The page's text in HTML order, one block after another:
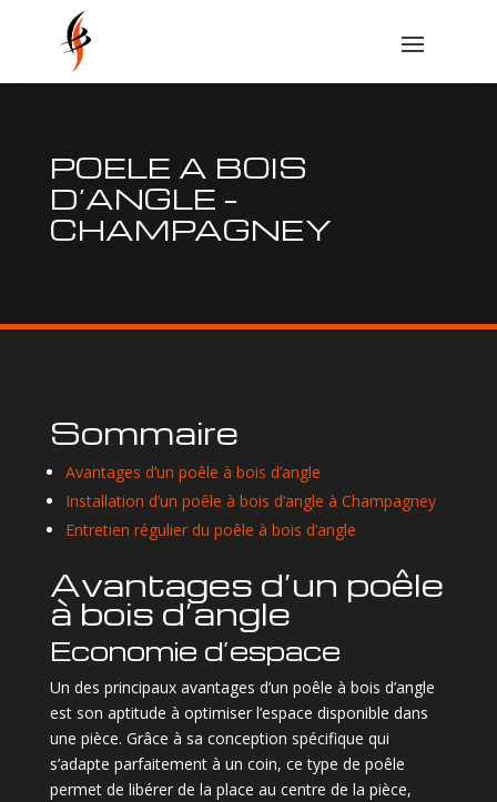
POELE A BOIS
D’ANGLE –
CHAMPAGNEY
Sommaire
Avantages d’un poêle à bois d’angle
Installation d’un poêle à bois d’angle à Champagney
Entretien régulier du poêle à bois d’angle
Avantages d’un poêle
à bois d’angle
Economie d’espace
Un des principaux avantages d’un poêle à bois d’angle
est son aptitude à optimiser l’espace disponible dans
une pièce. Grâce à sa conception spécifique qui
s’adapte parfaitement à un coin, ce type de poêle
permet de libérer de la place au centre de la pièce,